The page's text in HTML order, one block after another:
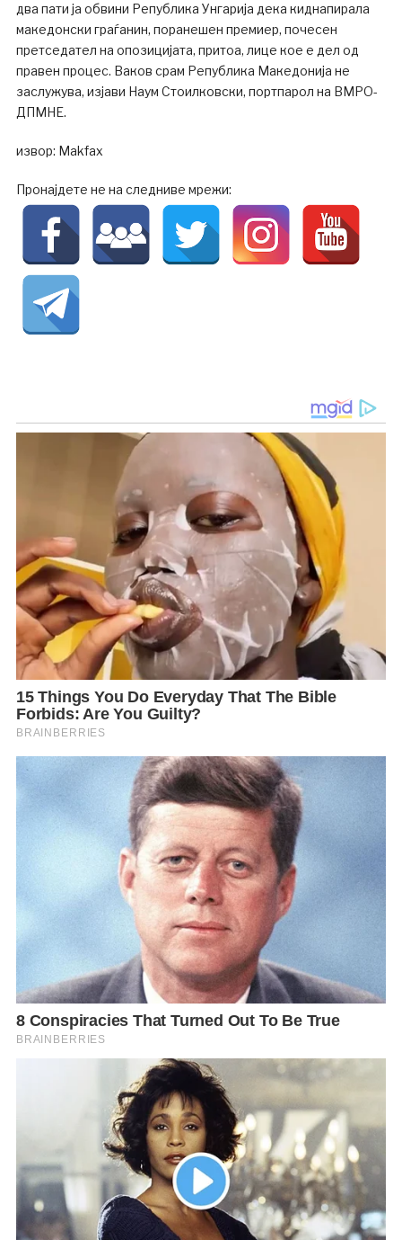
два пати ја обвини Република Унгарија дека киднапирала
македонски граѓанин, поранешен премиер, почесен
претседател на опозицијата, притоа, лице кое е дел од
правен процес. Ваков срам Република Македонија не
заслужува, изјави Наум Стоилковски, портпарол на ВМРО-
ДПМНЕ.
извор: Makfax
Пронајдете не на следниве мрежи: